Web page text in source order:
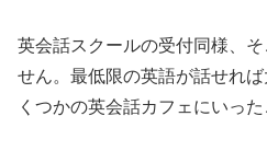
英会話スクールの受付同様、
せん。最低限の英語が話せれ
くつかの英会話カフェにいった